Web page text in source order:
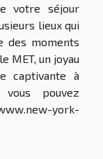
votre séjour
lieux qui
des moments
MET, un joyau
captivante à
pouvez
york-